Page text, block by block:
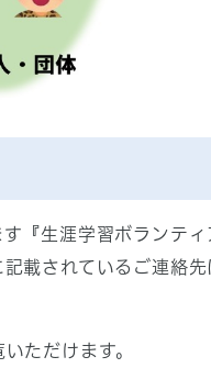
『生涯学習ボランティ
載されているご連絡先
ただけます。